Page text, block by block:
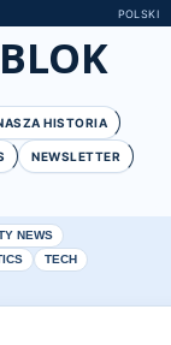
POLSKI
HISTORIA
NEWSLETTER
NEWS
TECH